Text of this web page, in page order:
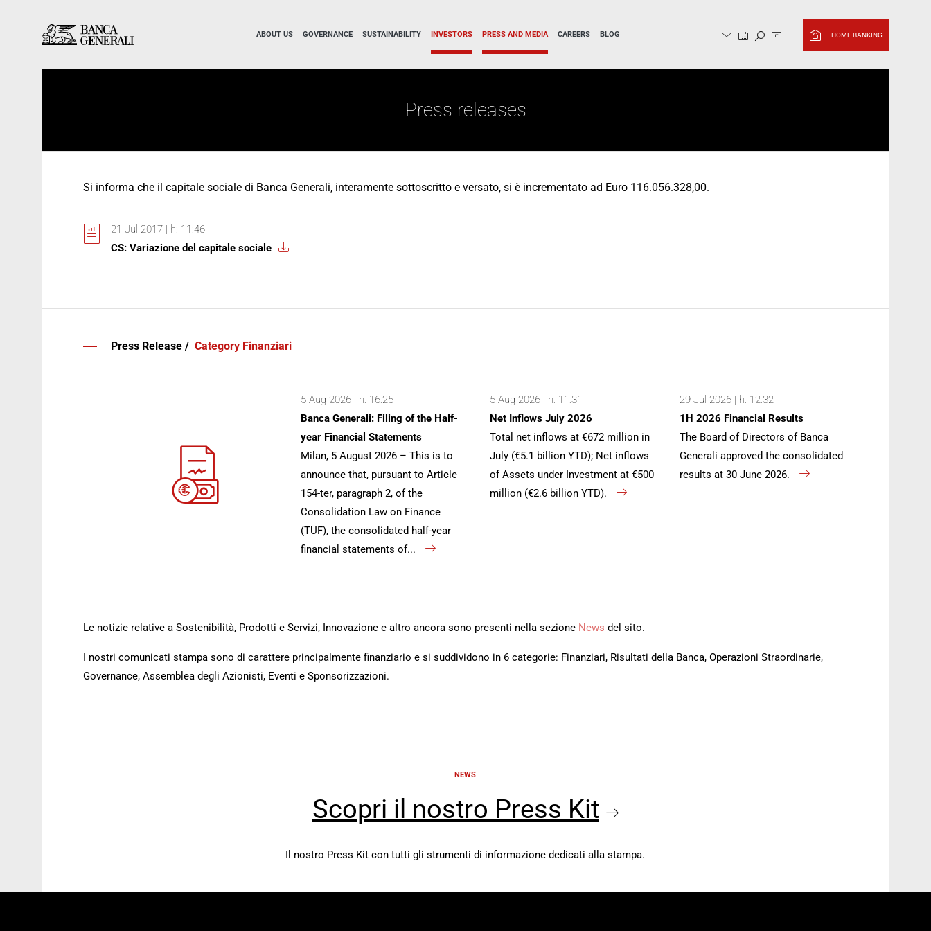
ABOUT US GOVERNANCE SUSTAINABILITY INVESTORS PRESS AND MEDIA CAREERS BLOG Sito in italiano, cambia in
HOME BANKING
Press releases
Si informa che il capitale sociale di Banca Generali, interamente sottoscritto e versato, si è incrementato ad Euro 116.056.328,00.
21 Jul 2017 | h: 11:46
CS: Variazione del capitale sociale
Press Release / Category Finanziari
5 Aug 2026 | h: 16:25
Banca Generali: Filing of the Half-
year Financial Statements
Milan, 5 August 2026 – This is to
announce that, pursuant to Article
154-ter, paragraph 2, of the
Consolidation Law on Finance
(TUF), the consolidated half-year
financial statements of...
5 Aug 2026 | h: 11:31
Net Inflows July 2026
Total net inflows at €672 million in
July (€5.1 billion YTD); Net inflows
of Assets under Investment at €500
million (€2.6 billion YTD).
29 Jul 2026 | h: 12:32
1H 2026 Financial Results
The Board of Directors of Banca
Generali approved the consolidated
results at 30 June 2026.
Le notizie relative a Sostenibilità, Prodotti e Servizi, Innovazione e altro ancora sono presenti nella sezione News del sito.
I nostri comunicati stampa sono di carattere principalmente finanziario e si suddividono in 6 categorie: Finanziari, Risultati della Banca, Operazioni Straordinarie,
Governance, Assemblea degli Azionisti, Eventi e Sponsorizzazioni.
NEWS
Scopri il nostro Press Kit
Il nostro Press Kit con tutti gli strumenti di informazione dedicati alla stampa.